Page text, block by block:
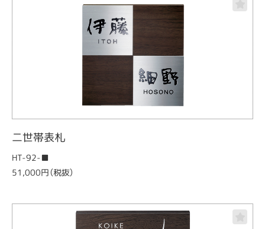
二世帯表札
HT-92-■
51,000円（税抜）